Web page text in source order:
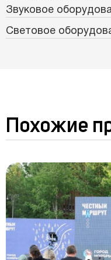
Звуковое
Световое
Похожие